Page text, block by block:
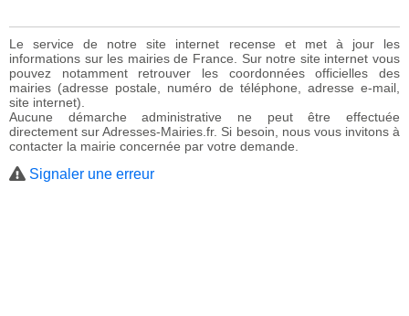
Le service de notre site internet recense et met à jour les
informations sur les mairies de France. Sur notre site internet vous
pouvez notamment retrouver les coordonnées officielles des
mairies (adresse postale, numéro de téléphone, adresse e-mail,
site internet).
Aucune démarche administrative ne peut être effectuée
directement sur Adresses-Mairies.fr. Si besoin, nous vous invitons à
contacter la mairie concernée par votre demande.
Signaler une erreur